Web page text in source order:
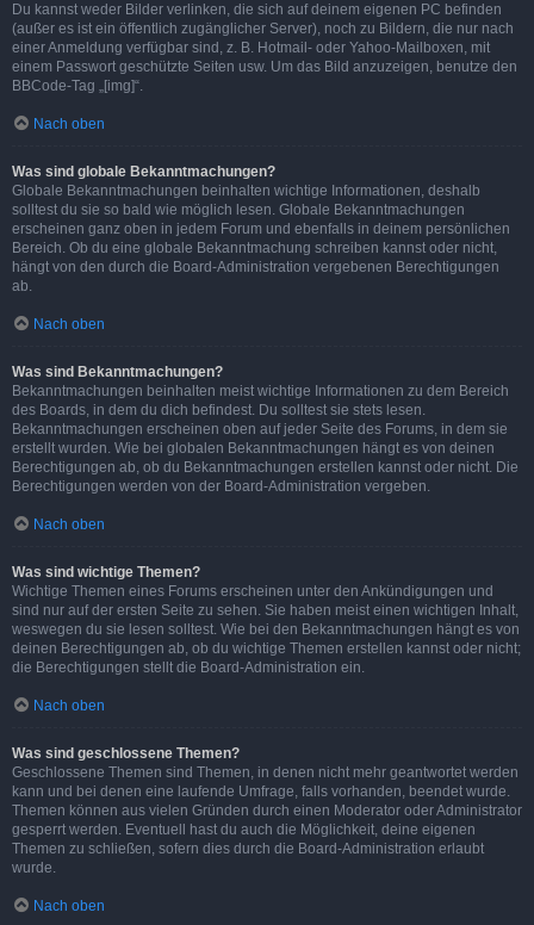
Du kannst weder Bilder verlinken, die sich auf deinem eigenen PC befinden
(außer es ist ein öffentlich zugänglicher Server), noch zu Bildern, die nur nach
einer Anmeldung verfügbar sind, z. B. Hotmail- oder Yahoo-Mailboxen, mit
einem Passwort geschützte Seiten usw. Um das Bild anzuzeigen, benutze den
BBCode-Tag „[img]“.
Nach oben
Was sind globale Bekanntmachungen?
Globale Bekanntmachungen beinhalten wichtige Informationen, deshalb
solltest du sie so bald wie möglich lesen. Globale Bekanntmachungen
erscheinen ganz oben in jedem Forum und ebenfalls in deinem persönlichen
Bereich. Ob du eine globale Bekanntmachung schreiben kannst oder nicht,
hängt von den durch die Board-Administration vergebenen Berechtigungen
ab.
Nach oben
Was sind Bekanntmachungen?
Bekanntmachungen beinhalten meist wichtige Informationen zu dem Bereich
des Boards, in dem du dich befindest. Du solltest sie stets lesen.
Bekanntmachungen erscheinen oben auf jeder Seite des Forums, in dem sie
erstellt wurden. Wie bei globalen Bekanntmachungen hängt es von deinen
Berechtigungen ab, ob du Bekanntmachungen erstellen kannst oder nicht. Die
Berechtigungen werden von der Board-Administration vergeben.
Nach oben
Was sind wichtige Themen?
Wichtige Themen eines Forums erscheinen unter den Ankündigungen und
sind nur auf der ersten Seite zu sehen. Sie haben meist einen wichtigen Inhalt,
weswegen du sie lesen solltest. Wie bei den Bekanntmachungen hängt es von
deinen Berechtigungen ab, ob du wichtige Themen erstellen kannst oder nicht;
die Berechtigungen stellt die Board-Administration ein.
Nach oben
Was sind geschlossene Themen?
Geschlossene Themen sind Themen, in denen nicht mehr geantwortet werden
kann und bei denen eine laufende Umfrage, falls vorhanden, beendet wurde.
Themen können aus vielen Gründen durch einen Moderator oder Administrator
gesperrt werden. Eventuell hast du auch die Möglichkeit, deine eigenen
Themen zu schließen, sofern dies durch die Board-Administration erlaubt
wurde.
Nach oben